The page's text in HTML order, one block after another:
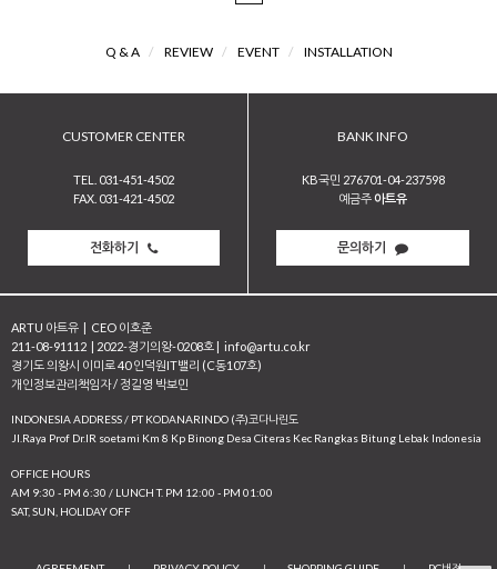
Q & A / REVIEW / EVENT / INSTALLATION
CUSTOMER CENTER
TEL. 031-451-4502
FAX. 031-421-4502
전화하기
BANK INFO
KB국민 276701-04-237598
예금주 아트유
문의하기
ARTU 아트유 | CEO 이호준
211-08-91112 | 2022-경기의왕-0208호 | info@artu.co.kr
경기도 의왕시 이미로 40 인덕원IT밸리 (C동107호)
개인정보관리책임자 / 정길영 박보민
INDONESIA ADDRESS / PT KODANARINDO (주)코다나린도
JI.Raya Prof Dr.IR soetami Km 8 Kp Binong Desa Citeras Kec Rangkas Bitung Lebak Indonesia
OFFICE HOURS
AM 9:30 - PM 6:30 / LUNCH T. PM 12:00 - PM 01:00
SAT, SUN, HOLIDAY OFF